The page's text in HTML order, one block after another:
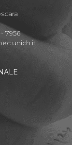
7956